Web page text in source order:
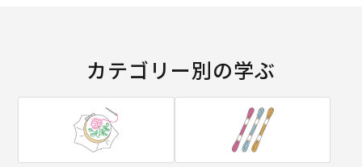
カテゴリー別の学ぶ